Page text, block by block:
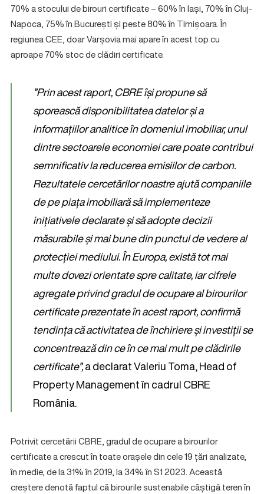
70% a stocului de birouri certificate – 60% în Iași, 70% în Cluj-
Napoca, 75% în București și peste 80% în Timișoara. În
regiunea CEE, doar Varșovia mai apare în acest top cu
aproape 70% stoc de clădiri certificate.
”Prin acest raport, CBRE își propune să
sporească disponibilitatea datelor și a
informațiilor analitice în domeniul imobiliar, unul
dintre sectoarele economiei care poate contribui
semnificativ la reducerea emisiilor de carbon.
Rezultatele cercetărilor noastre ajută companiile
de pe piața imobiliară să implementeze
inițiativele declarate și să adopte decizii
măsurabile și mai bune din punctul de vedere al
protecției mediului. În Europa, există tot mai
multe dovezi orientate spre calitate, iar cifrele
agregate privind gradul de ocupare al birourilor
certificate prezentate în acest raport, confirmă
tendința că activitatea de închiriere și investiții se
concentrează din ce în ce mai mult pe clădirile
certificate”,a declarat Valeriu Toma, Head of
Property Management în cadrul CBRE
România.
Potrivit cercetării CBRE, gradul de ocupare a birourilor
certificate a crescut în toate orașele din cele 19 țări analizate,
în medie, de la 31% în 2019, la 34% în S1 2023. Această
creștere denotă faptul că birourile sustenabile câștigă teren în